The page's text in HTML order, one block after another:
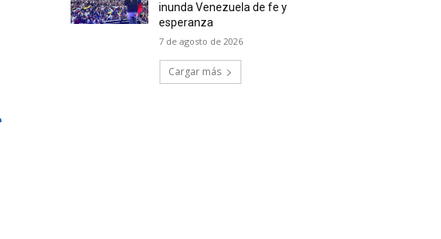
inunda Venezuela de fe y
esperanza
7 de agosto de 2026
Cargar más